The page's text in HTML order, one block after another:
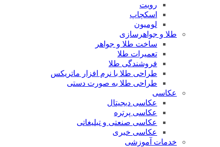
اسکچاپ
لومیون
طلا و جواهرسازی
ساخت طلا و جواهر
تعمیرات طلا
فروشندگی طلا
طراحی طلا با نرم افزار ماتریکس
طراحی طلا به صورت دستی
عکاسی
عکاسی دیجیتال
عکاسی پرتره
عکاسی صنعتی و تبلیغاتی
عکاسی خبری
خدمات آموزشی